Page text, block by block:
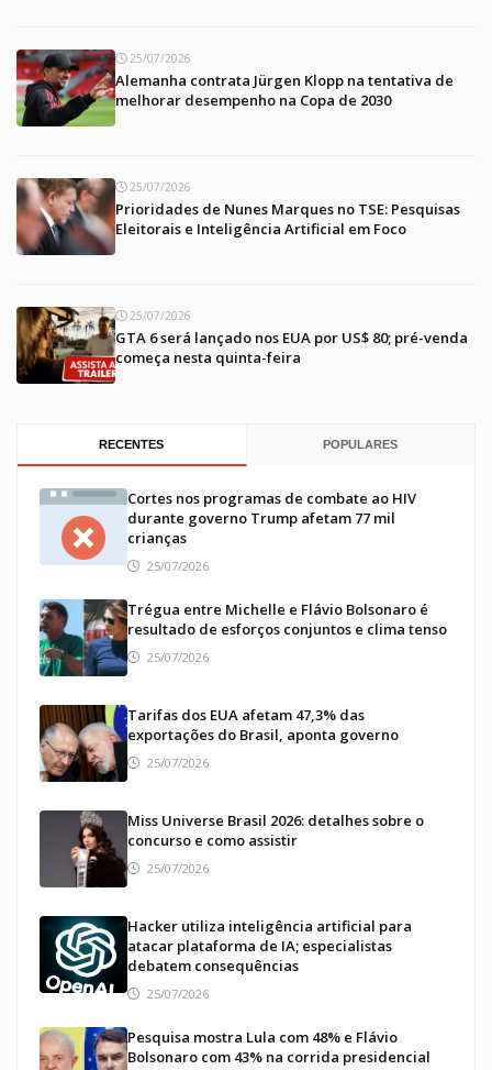
25/07/2026
Alemanha contrata Jürgen Klopp na tentativa de
melhorar desempenho na Copa de 2030
25/07/2026
Prioridades de Nunes Marques no TSE: Pesquisas
Eleitorais e Inteligência Artificial em Foco
25/07/2026
GTA 6 será lançado nos EUA por US$ 80; pré-venda
começa nesta quinta-feira
RECENTES POPULARES
Cortes nos programas de combate ao HIV
durante governo Trump afetam 77 mil
crianças
25/07/2026
Trégua entre Michelle e Flávio Bolsonaro é
resultado de esforços conjuntos e clima tenso
25/07/2026
Tarifas dos EUA afetam 47,3% das
exportações do Brasil, aponta governo
25/07/2026
Miss Universe Brasil 2026: detalhes sobre o
concurso e como assistir
25/07/2026
Hacker utiliza inteligência artificial para
atacar plataforma de IA; especialistas
debatem consequências
25/07/2026
Pesquisa mostra Lula com 48% e Flávio
Bolsonaro com 43% na corrida presidencial